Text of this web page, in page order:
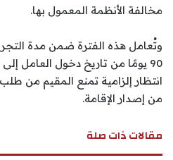
مخالفة الأنظمة المعمول بها.
وتُعامل هذه الفترة ضمن مدة
90 يومًا من تاريخ دخول العامل
انتظار إلزامية تمنع المقيم من طلب
من إصدار الإقامة.
مقالات ذات صلة